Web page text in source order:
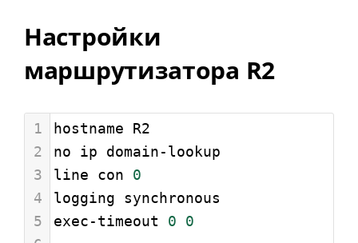
Настройки
маршрутизатора R2
1
hostname R2
2
no ip domain-lookup
3
line con 0
4
logging synchronous
5
exec-timeout 0
0